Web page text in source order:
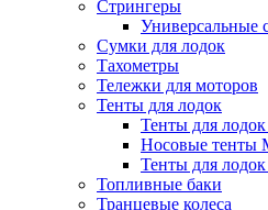
Стрингеры
Универсальные
Сумки для лодок
Тахометры
Тележки для моторов
Тенты для лодок
Тенты для
Носовые тенты
Тенты для лодок
Топливные баки
Транцевые колеса